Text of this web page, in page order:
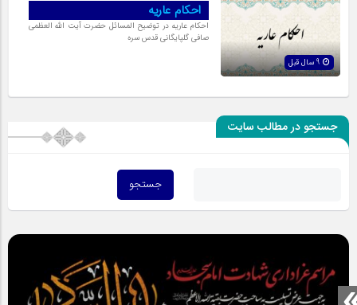
احکام عاریه
احکام عاریه در توضیح المسائل حضرت آیت الله العظمی
صافی گلپایگانی قدس سره
جستجو در مطالب سایت